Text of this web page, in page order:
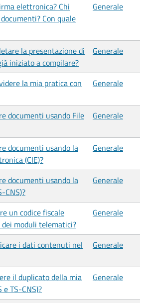
elettronica? Chi
Con quale
Generale
la presentazione di
iniziato a compilare?
Generale
la mia pratica con
Generale
documenti usando File
Generale
documenti usando la
(CIE)?
Generale
documenti usando la
CNS)?
Generale
un codice fiscale
moduli telematici?
Generale
i dati contenuti nel
Generale
il duplicato della mia
TS-CNS)?
Generale